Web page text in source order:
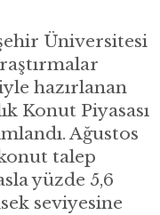
Üniversitesi
hazırlanan
Konut Piyasası
Ağustos
talep
yüzde 5,6
seviyesine